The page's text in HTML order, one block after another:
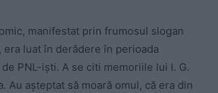
manifestat prin frumosul slogan
era luat în derâdere în perioada
PNL-iști. A se citi memoriile lui I. G.
Au așteptat să moară omul, că era din